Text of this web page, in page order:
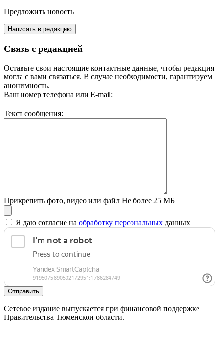
Предложить новость
Написать в редакцию
Связь с редакцией
Оставьте свои настоящие контактные данные, чтобы редакция
могла с вами связаться. В случае необходимости, гарантируем
анонимность.
Ваш номер телефона или E-mail:
Текст сообщения:
Прикрепить фото, видео или файл Не более 25 МБ
Я даю согласие на обработку персональных данных
Отправить
Сетевое издание выпускается при финансовой поддержке
Правительства Тюменской области.